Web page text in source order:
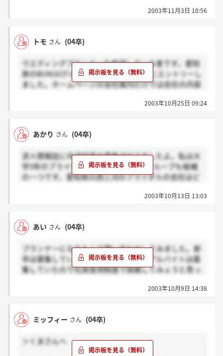
2003年11月3日 10:56
トモ さん (04卒)
ウエディングプランナーを希望している者です。愛知
県のBUN10グループのプランナー採用にエントリーし
ました。ホームページの会社案内だけでは会社の内容
2003年10月25日 09:24
あかり さん (04卒)
求人情報誌に中途採用の募集が出てましたよ。私は大
学3年のブライダル希望です。BUN10グループも候補
の一つです。愛知県の西三河のブライダルの会社はど
2003年10月13日 13:03
あい さん (04卒)
プランナーになりたくて問い合わせしてみました。新
卒は募集していないと言われました。アルバイトは募
集していたので社員登用制度で挑戦してみょうと思っ
2003年10月9日 14:38
ミッフィー さん (04卒)
＞くまさんへ